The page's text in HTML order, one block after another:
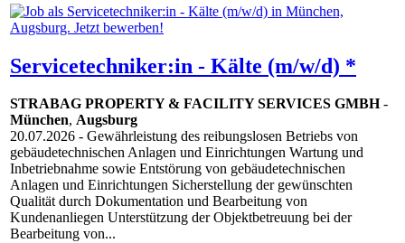
Servicetechniker:in - Kälte (m/w/d) *
STRABAG PROPERTY & FACILITY SERVICES GMBH-
München, Augsburg
20.07.2026 - Gewährleistung des reibungslosen Betriebs von
gebäudetechnischen Anlagen und Einrichtungen Wartung und
Inbetriebnahme sowie Entstörung von gebäudetechnischen
Anlagen und Einrichtungen Sicherstellung der gewünschten
Qualität durch Dokumentation und Bearbeitung von
Kundenanliegen Unterstützung der Objektbetreuung bei der
Bearbeitung von...